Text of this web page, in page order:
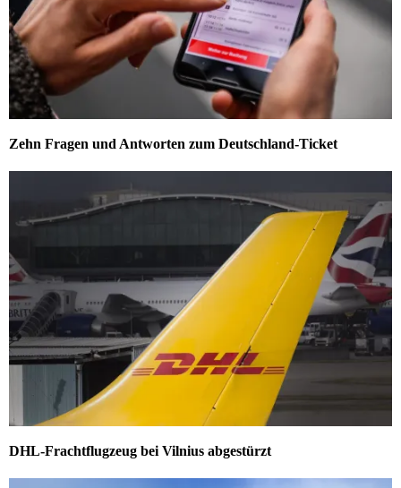
Zehn Fragen und Antworten zum Deutschland-Ticket
DHL-Frachtflugzeug bei Vilnius abgestürzt